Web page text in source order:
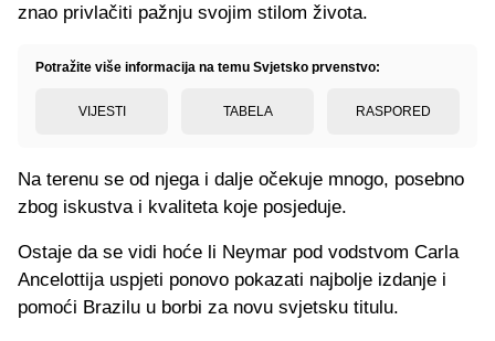
znao privlačiti pažnju svojim stilom života.
Potražite više informacija na temu Svjetsko prvenstvo:
VIJESTI TABELA RASPORED
Na terenu se od njega i dalje očekuje mnogo, posebno
zbog iskustva i kvaliteta koje posjeduje.
Ostaje da se vidi hoće li Neymar pod vodstvom Carla
Ancelottija uspjeti ponovo pokazati najbolje izdanje i
pomoći Brazilu u borbi za novu svjetsku titulu.